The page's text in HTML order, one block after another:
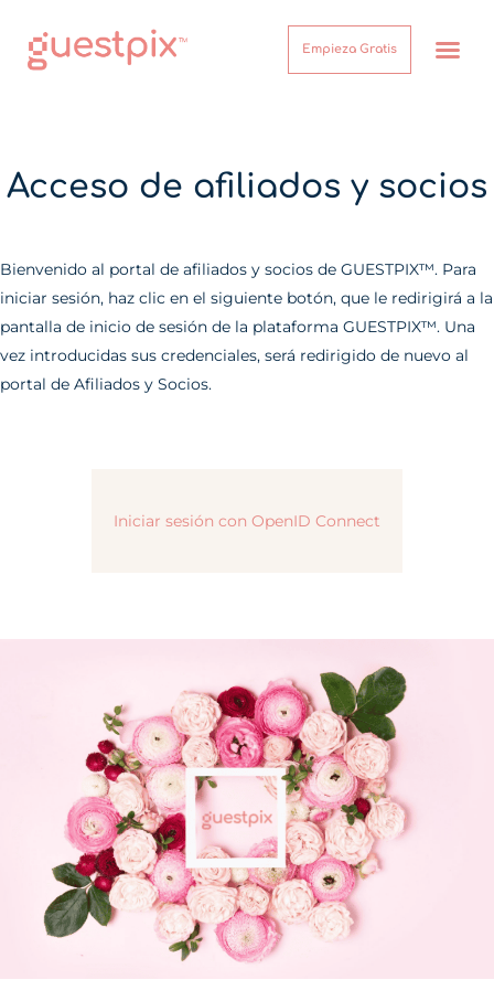
Empieza Gratis
Acceso de afiliados y socios
Bienvenido al portal de afiliados y socios de GUESTPIX™. Para
iniciar sesión, haz clic en el siguiente botón, que le redirigirá a la
pantalla de inicio de sesión de la plataforma GUESTPIX™. Una
vez introducidas sus credenciales, será redirigido de nuevo al
portal de Afiliados y Socios.
Iniciar sesión con OpenID Connect